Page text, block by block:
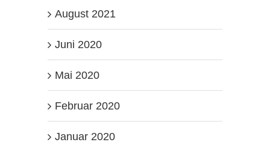
August 2021
Juni 2020
Mai 2020
Februar 2020
Januar 2020